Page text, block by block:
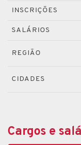
INSCRIÇÕES
SALÁRIOS
REGIÃO
CIDADES
Cargos e